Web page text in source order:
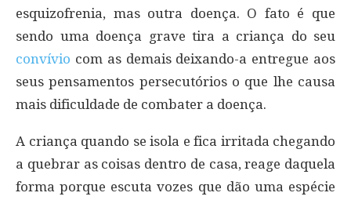
esquizofrenia, mas outra doença. O fato é que
sendo uma doença grave tira a criança do seu
convívio com as demais deixando-a entregue aos
seus pensamentos persecutórios o que lhe causa
mais dificuldade de combater a doença.
A criança quando se isola e fica irritada chegando
a quebrar as coisas dentro de casa, reage daquela
forma porque escuta vozes que dão uma espécie